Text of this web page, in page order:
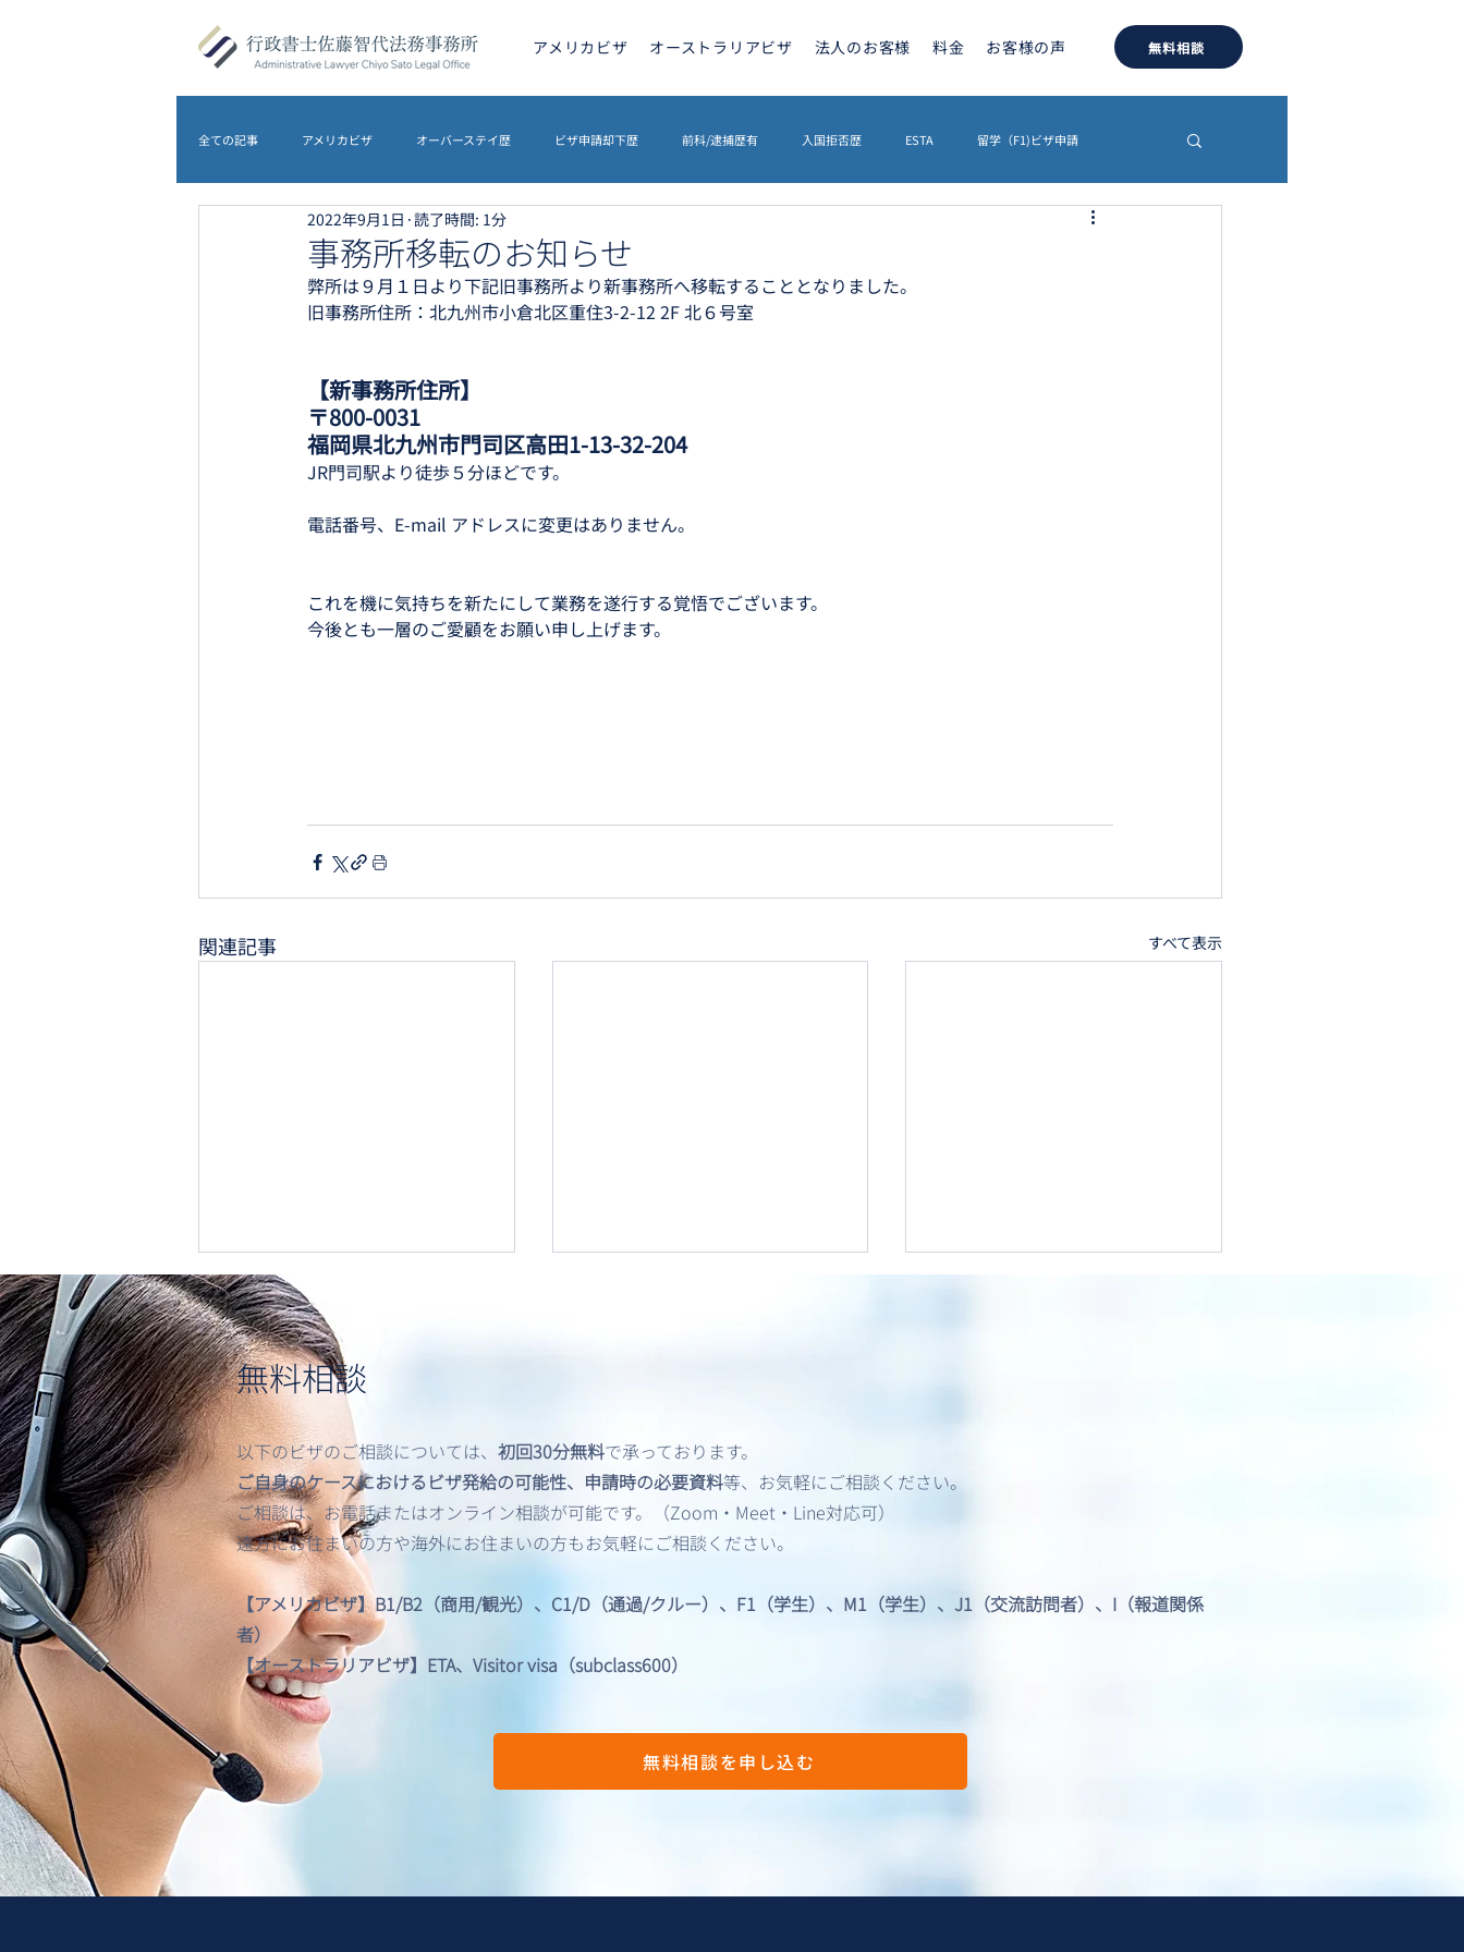
アメリカビザ オーストラリアビザ 法人のお客様 料金 お客様の声 無料相談
全ての記事 アメリカビザ オーバーステイ歴 ビザ申請却下歴 前科/逮捕歴有 入国拒否歴 ESTA 留学（F1)ビザ申請
アメリカビザ オーストラリアビザ 認証・翻訳
離婚 イギリスビザ イギリスETA その他 ETIAS
事務所移転のお知らせ
2022年9月1日 読了時間: 1分
弊所は９月１日より下記旧事務所より新事務所へ移転することとなりました。
旧事務所住所：北九州市小倉北区重住3-2-12 2F 北６号室
【新事務所住所】
〒800-0031
福岡県北九州市門司区高田1-13-32-204
JR門司駅より徒歩５分ほどです。
電話番号、E-mail アドレスに変更はありません。
これを機に気持ちを新たにして業務を遂行する覚悟でございます。
今後とも一層のご愛顧をお願い申し上げます。
関連記事 すべて表示
【最新情報】アメリカビザ申
請
アメリカビザ申請｜面接免
除/Interview Waiver
加審査を求められました。
無料相談
以下のビザのご相談については、 初回30分無料で承っております。
ご自身のケースにおけるビザ発給の可能性、申請時の必要資料等、お気軽にご相談ください。
ご相談は、お電話またはオンライン相談が可能です。（Zoom・Meet・Line対応可）
遠方にお住まいの方や海外にお住まいの方もお気軽にご相談ください。
【アメリカビザ】B1/B2（商用/観光）、C1/D（通過/クルー）、F1（学生）、M1（学生）、J1（交流訪問者）、I（報道関係
者）
【オーストラリアビザ】ETA、Visitor visa（subclass600）
無料相談を申し込む